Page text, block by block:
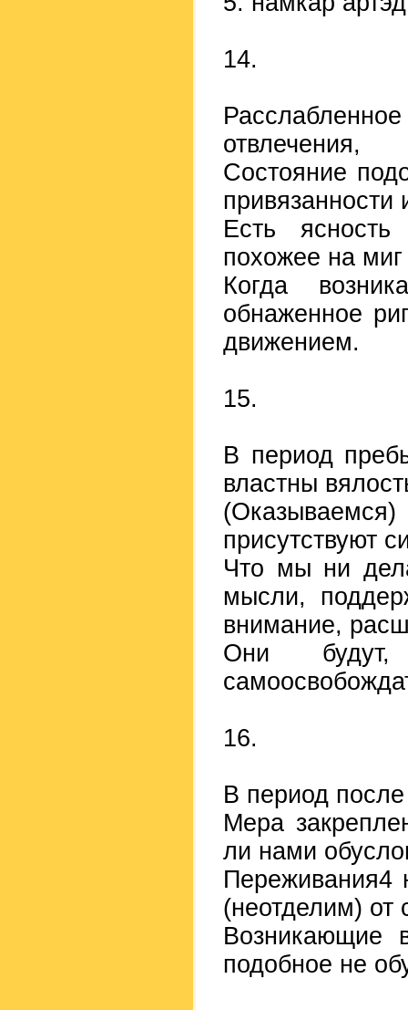
14.
отвлечения,
Состояние
привязанности
Есть
похожее на миг
Когда
обнаженное
движением.
15.
В период
властны
присутствуют
Что мы ни
мысли,
внимание,
Они
16.
В период после
Мера
ли нами
Переживания4
(неотделим) от
Возникающие
подобное не